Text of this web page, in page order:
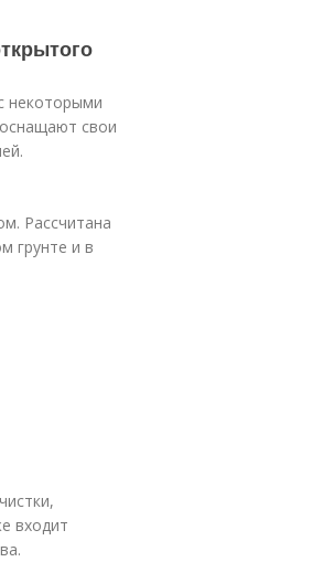
некоторыми
свои
Рассчитана
грунте и в
входит